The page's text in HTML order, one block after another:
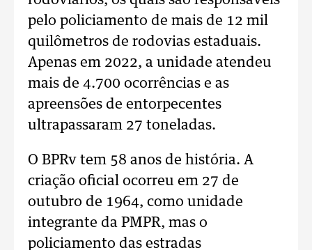
pelo policiamento de mais de 12 mil
quilômetros de rodovias estaduais.
Apenas em 2022, a unidade atendeu
mais de 4.700 ocorrências e as
apreensões de entorpecentes
ultrapassaram 27 toneladas.
O BPRv tem 58 anos de história. A
criação oficial ocorreu em 27 de
outubro de 1964, como unidade
integrante da PMPR, mas o
policiamento das estradas